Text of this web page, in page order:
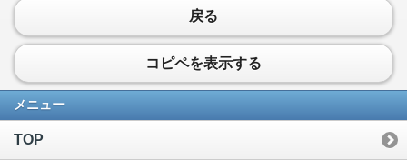
戻る
コピペを表示する
メニュー
TOP